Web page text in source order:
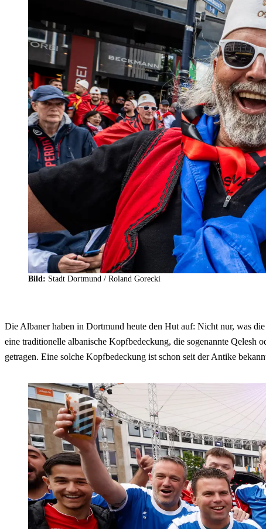
Bild: Stadt Dortmund / Roland Gorecki
Die Albaner haben in Dortmund heute den Hut auf: Nicht nur, was
eine traditionelle albanische Kopfbedeckung, die sogenannte
getragen. Eine solche Kopfbedeckung ist schon seit der Antike